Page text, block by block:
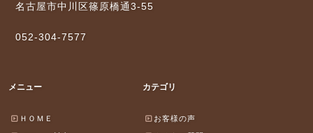
名古屋市中川区篠原橋通3-55
052-304-7577
メニュー
ＨＯＭＥ
カテゴリ
お客様の声